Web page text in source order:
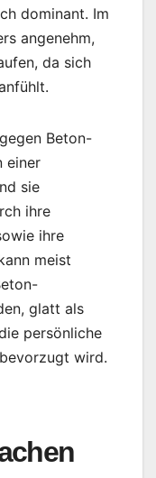
dominant. Im
angenehm,
da sich
Beton-
einer
sie
ihre
ihre
meist
glatt als
persönliche
wird.